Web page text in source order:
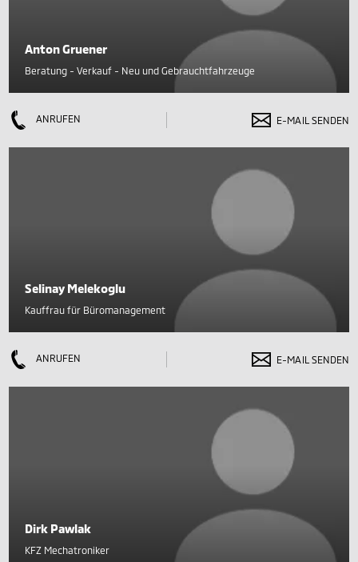
Anton Gruener
Beratung - Verkauf - Neu und Gebrauchtfahrzeuge
ANRUFEN E-MAIL SENDEN
Selinay Melekoglu
Kauffrau für Büromanagement
ANRUFEN E-MAIL SENDEN
Dirk Pawlak
KFZ Mechatroniker